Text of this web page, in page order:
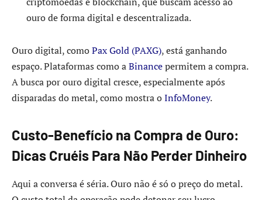
ouro de forma digital e descentralizada.
Ouro digital, comoPax Gold (PAXG), está ganhando
espaço. Plataformas como aBinancepermitem a compra.
A busca por ouro digital cresce, especialmente após
disparadas do metal, como mostra oInfoMoney.
Custo-Benefício na Compra de Ouro:
Dicas Cruéis Para Não Perder Dinheiro
Aqui a conversa é séria. Ouro não é só o preço do metal.